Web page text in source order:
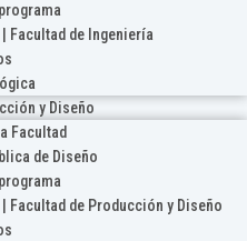
Facultad de Ingeniería
y Diseño
Facultad
de Diseño
Facultad de Producción y Diseño